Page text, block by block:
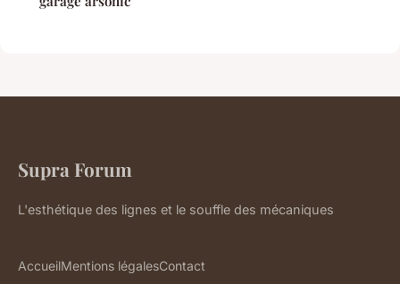
Supra Forum
L'esthétique des lignes et le souffle des mécaniques
AccueilMentions légalesContact